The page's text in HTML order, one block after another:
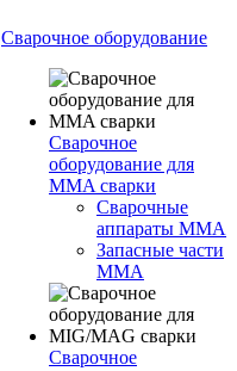
Сварочное оборудование
Сварочное
оборудование для
MMA сварки
Сварочные
аппараты MMA
Запасные части
MMA
Сварочное